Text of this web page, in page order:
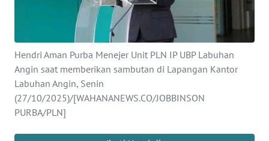
Hendri Aman Purba Menejer Unit PLN IP UBP Labuhan
Angin saat memberikan sambutan di Lapangan Kantor
Labuhan Angin, Senin
(27/10/2025)/[WAHANANEWS.CO/JOBBINSON
PURBA/PLN]
INFO
IKLAN
TENTANG